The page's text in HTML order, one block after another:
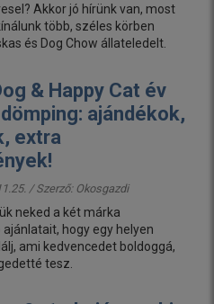
Akkor jó hírünk van, most
több, széles körben
és Dog Chow állateledelt.
& Happy Cat év
ajándékok,
extra
/ Szerző: Okosgazdi
neked a két márka
hogy egy helyen
ami kedvencedet boldoggá,
tesz.